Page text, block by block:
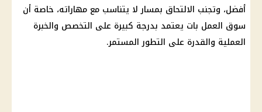
أفضل، وتجنب الالتحاق بمسار لا يتناسب مع مهاراته، خاصة أن
سوق العمل بات يعتمد بدرجة كبيرة على التخصص والخبرة
العملية والقدرة على التطور المستمر.